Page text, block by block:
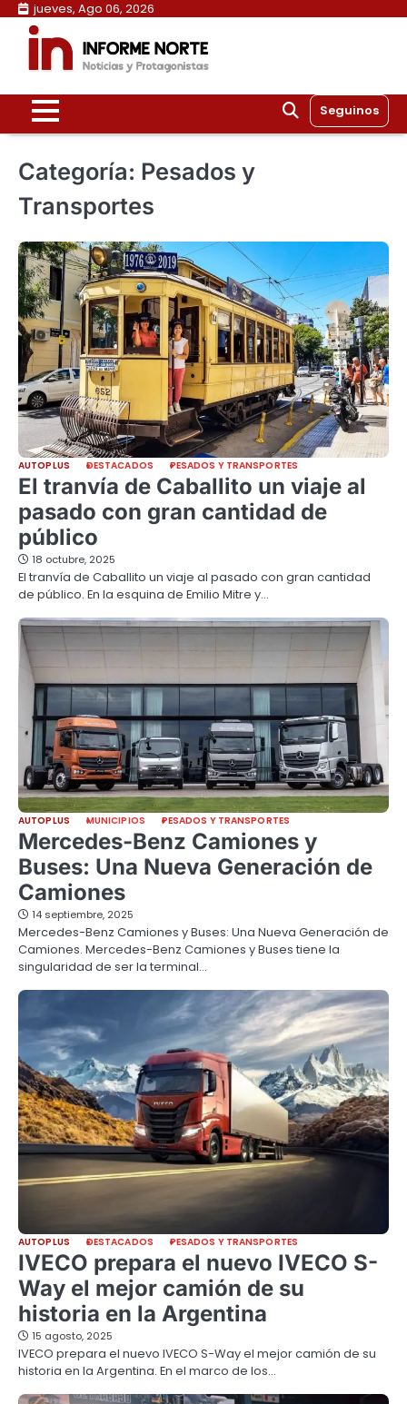
Skip
content
jueves, Ago 06, 2026
Seguinos
Categoría: Pesados y
Transportes
AUTOPLUS DESTACADOS PESADOS Y TRANSPORTES
El tranvía de Caballito un viaje al
pasado con gran cantidad de
público
18 octubre, 2025
El tranvía de Caballito un viaje al pasado con gran cantidad
de público. En la esquina de Emilio Mitre y…
AUTOPLUS MUNICIPIOS PESADOS Y TRANSPORTES
Mercedes-Benz Camiones y
Buses: Una Nueva Generación de
Camiones
14 septiembre, 2025
Mercedes-Benz Camiones y Buses: Una Nueva Generación de
Camiones. Mercedes-Benz Camiones y Buses tiene la
singularidad de ser la terminal…
AUTOPLUS DESTACADOS PESADOS Y TRANSPORTES
IVECO prepara el nuevo IVECO S-
Way el mejor camión de su
historia en la Argentina
15 agosto, 2025
IVECO prepara el nuevo IVECO S-Way el mejor camión de su
historia en la Argentina. En el marco de los…